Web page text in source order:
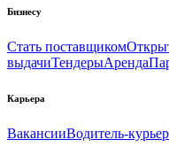
Бизнесу
Стать поставщиком
выдачиТендерыАренда
Карьера
ВакансииВодитель-курьер